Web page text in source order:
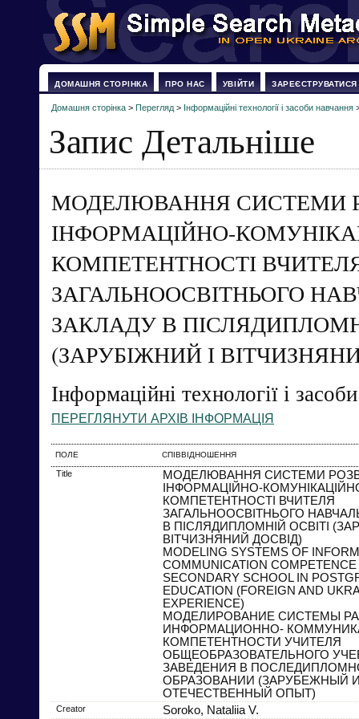
ДОМАШНЯ СТОРІНКА ПРО НАС УВІЙТИ ЗАРЕЄСТРУВАТИСЯ
Домашня сторінка > Перегляд > Інформаційні технології і засоби навчання
Запис Детальніше
МОДЕЛЮВАННЯ СИСТЕМИ
ІНФОРМАЦІЙНО-
КОМПЕТЕНТНОСТІ
ЗАГАЛЬНООСВІТНЬОГО
ЗАКЛАДУ В
(ЗАРУБІЖНИЙ І
Інформаційні технології і
ПЕРЕГЛЯНУТИ АРХІВ ІНФОРМАЦІЯ
ПОЛЕ СПІВВІДНОШЕННЯ
Title
МОДЕЛЮВАННЯ СИСТЕМИ
ІНФОРМАЦІЙНО-
КОМПЕТЕНТНОСТІ ВЧИТЕЛЯ
ЗАГАЛЬНООСВІТНЬОГО
В ПІСЛЯДИПЛОМНІЙ ОСВІТІ
ВІТЧИЗНЯНИЙ ДОСВІД)
MODELING SYSTEMS OF
COMMUNICATION
SECONDARY SCHOOL IN
EDUCATION (FOREIGN AND
EXPERIENCE)
МОДЕЛИРОВАНИЕ СИСТЕМЫ
ИНФОРМАЦИОННО-
КОМПЕТЕНТНОСТИ УЧИТЕЛЯ
ОБЩЕОБРАЗОВАТЕЛЬНОГО
ЗАВЕДЕНИЯ В
ОБРАЗОВАНИИ (ЗАРУБЕЖНЫЙ
ОТЕЧЕСТВЕННЫЙ ОПЫТ)
Creator Soroko, Nataliia V.